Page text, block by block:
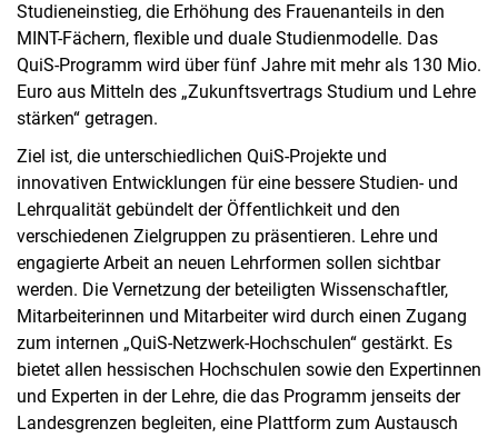
Studieneinstieg, die Erhöhung des Frauenanteils in den
MINT-Fächern, flexible und duale Studienmodelle. Das
QuiS-Programm wird über fünf Jahre mit mehr als 130 Mio.
Euro aus Mitteln des „Zukunftsvertrags Studium und Lehre
stärken“ getragen.
Ziel ist, die unterschiedlichen QuiS-Projekte und
innovativen Entwicklungen für eine bessere Studien- und
Lehrqualität gebündelt der Öffentlichkeit und den
verschiedenen Zielgruppen zu präsentieren. Lehre und
engagierte Arbeit an neuen Lehrformen sollen sichtbar
werden. Die Vernetzung der beteiligten Wissenschaftler,
Mitarbeiterinnen und Mitarbeiter wird durch einen Zugang
zum internen „QuiS-Netzwerk-Hochschulen“ gestärkt. Es
bietet allen hessischen Hochschulen sowie den Expertinnen
und Experten in der Lehre, die das Programm jenseits der
Landesgrenzen begleiten, eine Plattform zum Austausch